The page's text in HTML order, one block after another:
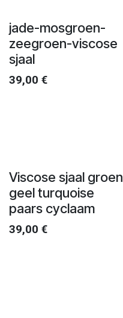
jade-mosgroen-
zeegroen-viscose
sjaal
39,00 €
Viscose sjaal groen
geel turquoise
paars cyclaam
39,00 €